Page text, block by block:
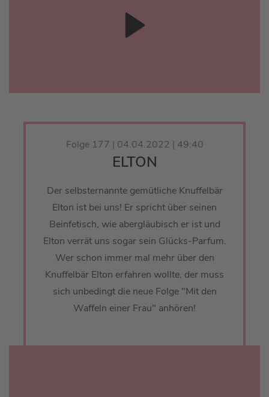
Folge 177 | 04.04.2022 | 49:40
ELTON
Der selbsternannte gemütliche Knuffelbär
Elton ist bei uns! Er spricht über seinen
Beinfetisch, wie abergläubisch er ist und
Elton verrät uns sogar sein Glücks-Parfum.
Wer schon immer mal mehr über den
Knuffelbär Elton erfahren wollte, der muss
sich unbedingt die neue Folge "Mit den
Waffeln einer Frau" anhören!